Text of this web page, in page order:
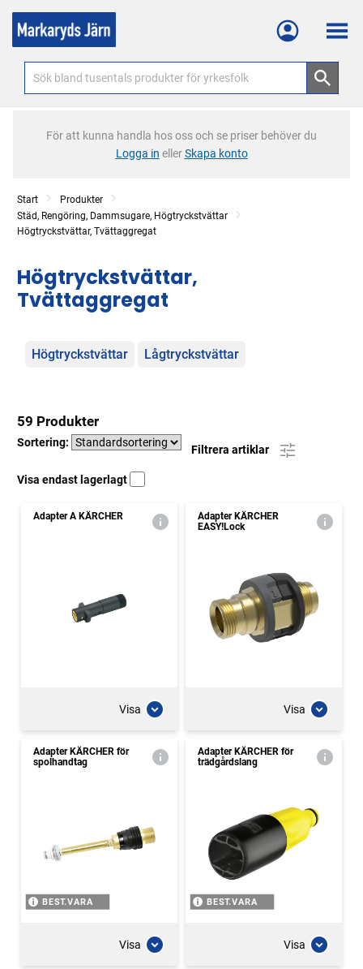
Meny
För att kunna handla hos oss och se priser behöver du
Logga in ellerSkapa konto
Start
Produkter
Städ, Rengöring, Dammsugare, Högtryckstvättar
Högtryckstvättar, Tvättaggregat
Högtryckstvättar,
Tvättaggregat
Kategorier
Högtryckstvättar Lågtryckstvättar
59 Produkter
Sortering:
Filtrera artiklar
Visa endast lagerlagt
Adapter A KÄRCHER
Visa
Adapter KÄRCHER
EASY!Lock
Visa
Adapter KÄRCHER för
spolhandtag
BEST.VARA
Visa
Adapter KÄRCHER för
trädgårdslang
BEST.VARA
Visa